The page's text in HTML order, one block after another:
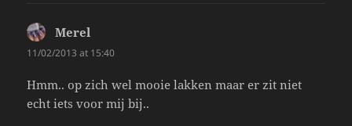
Merel
11/02/2013 at 15:40
Hmm.. op zich wel mooie lakken maar er zit niet
echt iets voor mij bij..